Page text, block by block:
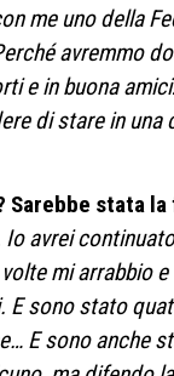
me uno della
avremmo
e in buona
di stare in una
stata la
Io avrei
mi arrabbio
E sono stato
E sono anche